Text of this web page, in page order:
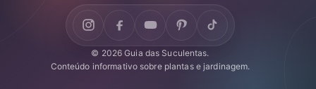
© 2026 Guia das Suculentas.
Conteúdo informativo sobre plantas e jardinagem.